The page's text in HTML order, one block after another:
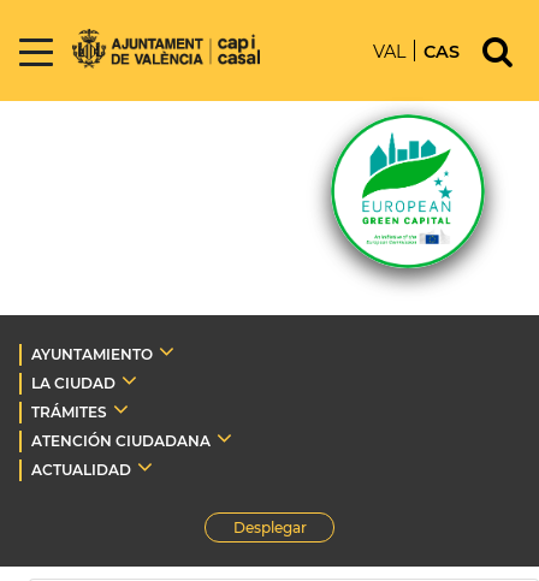
VAL CAS
AYUNTAMIENTO
LA CIUDAD
TRÁMITES
ATENCIÓN CIUDADANA
ACTUALIDAD
Desplegar